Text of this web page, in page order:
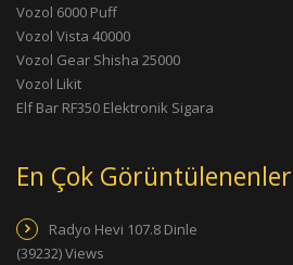
Vozol 6000 Puff
Vozol Vista 40000
Vozol Gear Shisha 25000
Vozol Likit
Elf Bar RF350 Elektronik Sigara
En Çok Görüntülenenler
Radyo Hevi 107.8 Dinle
(39232) Views